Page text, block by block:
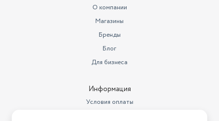
О компании
Магазины
Бренды
Блог
Для бизнеса
Информация
Условия оплаты